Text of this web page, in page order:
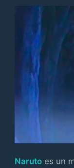
Naruto es un